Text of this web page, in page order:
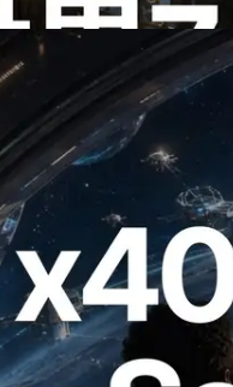
Solana RPC を